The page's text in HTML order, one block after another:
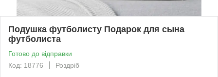
Подушка футболисту Подарок для сына
футболиста
Готово до відправки
Код: 18776
Роздріб